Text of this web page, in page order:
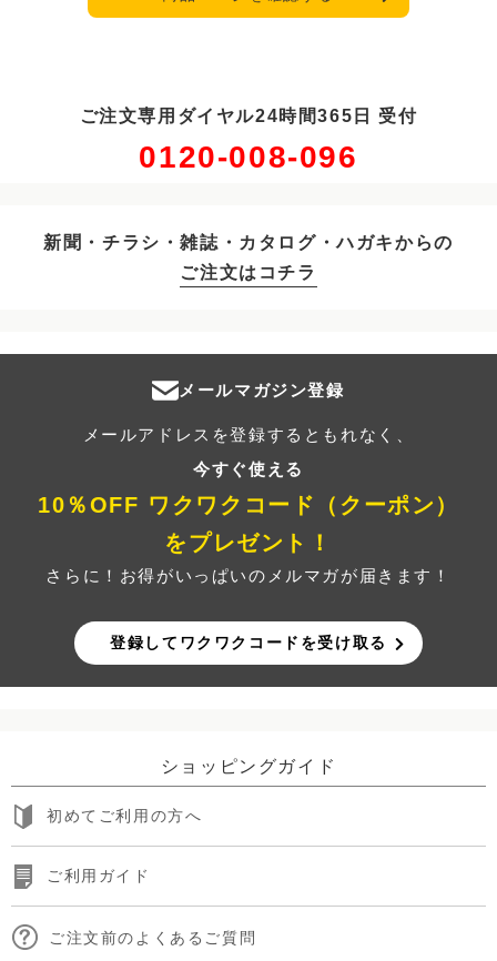
ご注文専用ダイヤル24時間365日 受付
0120-008-096
新聞・チラシ・雑誌・カタログ・ハガキからの
ご注文はコチラ
メールマガジン登録
メールアドレスを登録するともれなく、
今すぐ使える
10％OFF ワクワクコード（クーポン）
をプレゼント！
さらに！お得がいっぱいのメルマガが届きます！
登録してワクワクコードを受け取る
ショッピングガイド
初めてご利用の方へ
ご利用ガイド
ご注文前のよくあるご質問